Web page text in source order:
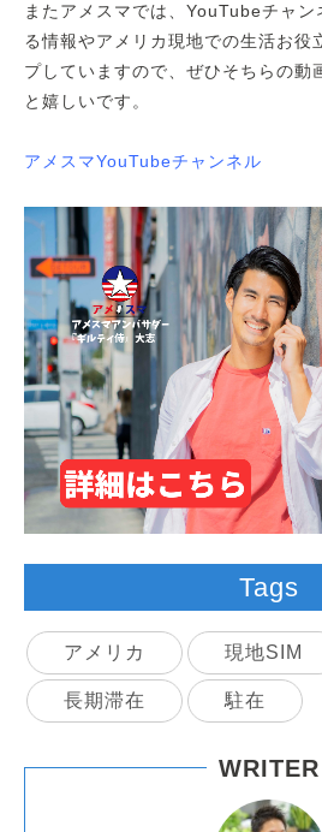
またアメスマでは、YouTubeチャ
る情報やアメリカ現地での生活お役
プしていますので、ぜひそちらの動
と嬉しいです。
アメスマYouTubeチャンネル
Tags
アメリカ 現地SIM
長期滞在 駐在
WRITER